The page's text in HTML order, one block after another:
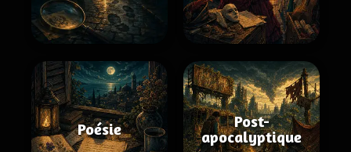
Poésie
Post-
apocalyptique